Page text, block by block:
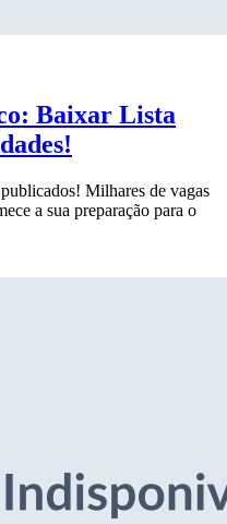
Baixar Lista
Milhares de vagas
a sua preparação para o